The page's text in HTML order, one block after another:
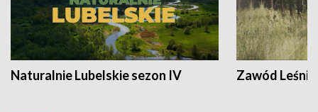
Naturalnie Lubelskie sezon IV Zawód Leśnik